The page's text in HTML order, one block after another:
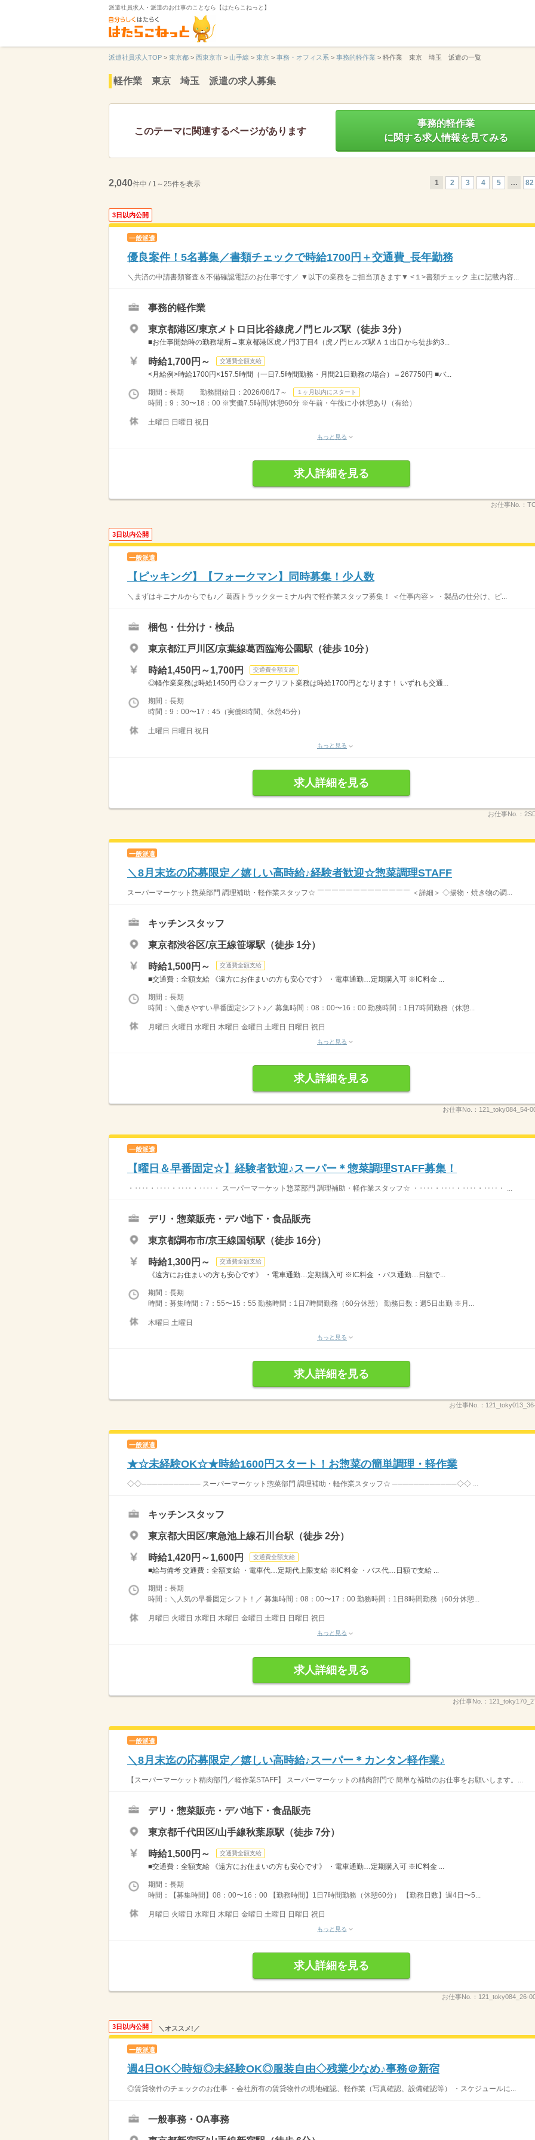
派遣社員求人・派遣のお仕事のことなら【はたらこねっと】
派遣社員求人TOP > 東京都 > 西東京市 > 山手線 > 東京 > 事務・オフィス系 > 事務的軽作業 > 軽作業 東京 埼玉 派遣の一覧
軽作業 東京 埼玉 派遣の求人募集
このテーマに関連するページがあります
事務的軽作業
に関する求人情報を見てみる
2,040件中 / 1～25件を表示 1 2 3 4 5 … 82
3日以内公開
一般派遣
優良案件！5名募集／書類チェックで時給1700円＋交通費_長年勤務
＼共済の申請書類審査＆不備確認電話のお仕事です／ ▼以下の業務をご担当頂きます▼ <１>書類チェック 主に記載内容...
事務的軽作業
東京都港区/東京メトロ日比谷線虎ノ門ヒルズ駅（徒歩 3分）
■お仕事開始時の勤務場所→東京都港区虎ノ門3丁目4（虎ノ門ヒルズ駅Ａ１出口から徒歩約3...
時給1,700円～ 交通費全額支給
<月給例>時給1700円×157.5時間（一日7.5時間勤務・月間21日勤務の場合）＝267750円 ■バ...
期間：長期 勤務開始日：2026/08/17～ １ヶ月以内にスタート
時間：9：30〜18：00 ※実働7.5時間/休憩60分 ※午前・午後に小休憩あり（有給）
土曜日 日曜日 祝日
もっと見る
求人詳細を見る
お仕事No.：
3日以内公開
一般派遣
【ピッキング】【フォークマン】同時募集！少人数
＼まずはキニナルからでも♪／ 葛西トラックターミナル内で軽作業スタッフ募集！ ＜仕事内容＞ ・製品の仕分け、ピ...
梱包・仕分け・検品
東京都江戸川区/京葉線葛西臨海公園駅（徒歩 10分）
時給1,450円～1,700円 交通費全額支給
◎軽作業業務は時給1450円 ◎フォークリフト業務は時給1700円となります！ いずれも交通...
期間：長期
時間：9：00〜17：45（実働8時間、休憩45分）
土曜日 日曜日 祝日
もっと見る
求人詳細を見る
お仕事No.：
一般派遣
＼8月末迄の応募限定／嬉しい高時給♪経験者歓迎☆惣菜調理STAFF
スーパーマーケット惣菜部門 調理補助・軽作業スタッフ☆ ￣￣￣￣￣￣￣￣￣￣￣￣￣ ＜詳細＞ ◇揚物・焼き物の調...
キッチンスタッフ
東京都渋谷区/京王線笹塚駅（徒歩 1分）
時給1,500円～ 交通費全額支給
■交通費：全額支給 《遠方にお住まいの方も安心です》 ・電車通勤…定期購入可 ※IC料金 ...
期間：長期
時間：＼働きやすい早番固定シフト♪／ 募集時間：08：00〜16：00 勤務時間：1日7時間勤務（休憩...
月曜日 火曜日 水曜日 木曜日 金曜日 土曜日 日曜日 祝日
もっと見る
求人詳細を見る
お仕事No.： 121_toky084_54-
一般派遣
【曜日＆早番固定☆】経験者歓迎♪スーパー＊惣菜調理STAFF募集！
・‥‥・‥‥・‥‥・‥‥・ スーパーマーケット惣菜部門 調理補助・軽作業スタッフ☆ ・‥‥・‥‥・‥‥・‥‥・ ...
デリ・惣菜販売・デパ地下・食品販売
東京都調布市/京王線国領駅（徒歩 16分）
時給1,300円～ 交通費全額支給
《遠方にお住まいの方も安心です》 ・電車通勤…定期購入可 ※IC料金 ・バス通勤…日額で...
期間：長期
時間：募集時間：7：55〜15：55 勤務時間：1日7時間勤務（60分休憩） 勤務日数：週5日出勤 ※月...
木曜日 土曜日
もっと見る
求人詳細を見る
お仕事No.：
一般派遣
★☆未経験OK☆★時給1600円スタート！お惣菜の簡単調理・軽作業
◇◇─────────── スーパーマーケット惣菜部門 調理補助・軽作業スタッフ☆ ────────────◇◇ ...
キッチンスタッフ
東京都大田区/東急池上線石川台駅（徒歩 2分）
時給1,420円～1,600円 交通費全額支給
■給与備考 交通費：全額支給 ・電車代…定期代上限支給 ※IC料金 ・バス代…日額で支給 ...
期間：長期
時間：＼人気の早番固定シフト！／ 募集時間：08：00〜17：00 勤務時間：1日8時間勤務（60分休憩...
月曜日 火曜日 水曜日 木曜日 金曜日 土曜日 日曜日 祝日
もっと見る
求人詳細を見る
お仕事No.：
一般派遣
＼8月末迄の応募限定／嬉しい高時給♪スーパー＊カンタン軽作業♪
【スーパーマーケット精肉部門／軽作業STAFF】 スーパーマーケットの精肉部門で 簡単な補助のお仕事をお願いします。...
デリ・惣菜販売・デパ地下・食品販売
東京都千代田区/山手線秋葉原駅（徒歩 7分）
時給1,500円～ 交通費全額支給
■交通費：全額支給 《遠方にお住まいの方も安心です》 ・電車通勤…定期購入可 ※IC料金 ...
期間：長期
時間：【募集時間】08：00〜16：00 【勤務時間】1日7時間勤務（休憩60分） 【勤務日数】週4日〜5...
月曜日 火曜日 水曜日 木曜日 金曜日 土曜日 日曜日 祝日
もっと見る
求人詳細を見る
お仕事No.： 121_toky084_26-
3日以内公開 ＼オススメ!／
一般派遣
週4日OK◇時短◎未経験OK◎服装自由◇残業少なめ♪事務＠新宿
◎賃貸物件のチェックのお仕事 ・会社所有の賃貸物件の現地確認、軽作業（写真確認、設備確認等） ・スケジュールに...
一般事務・OA事務